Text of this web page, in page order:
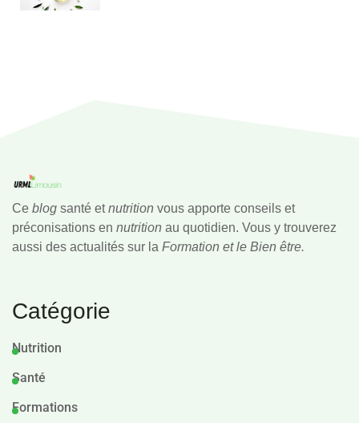
Ce blog santé etnutrition vous apporte conseils et
préconisations en nutrition au quotidien. Vous y trouverez
aussi des actualités sur la Formation et le Bien être.
Catégorie
Nutrition
Santé
Formations